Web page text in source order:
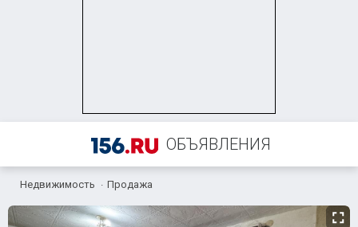
ОБЪЯВЛЕНИЯ
Недвижимость Продажа